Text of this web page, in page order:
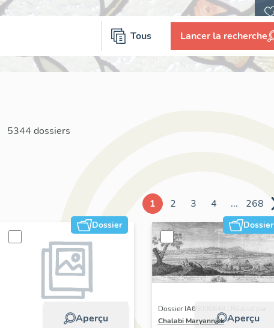
Tous Lancer la recherche
5344 dossiers
1 2 3 4 ... 268
Dossier
Aperçu
Dossier
Aperçu
Dossier IA69000848 | Réalisé par
Chalabi Maryannick